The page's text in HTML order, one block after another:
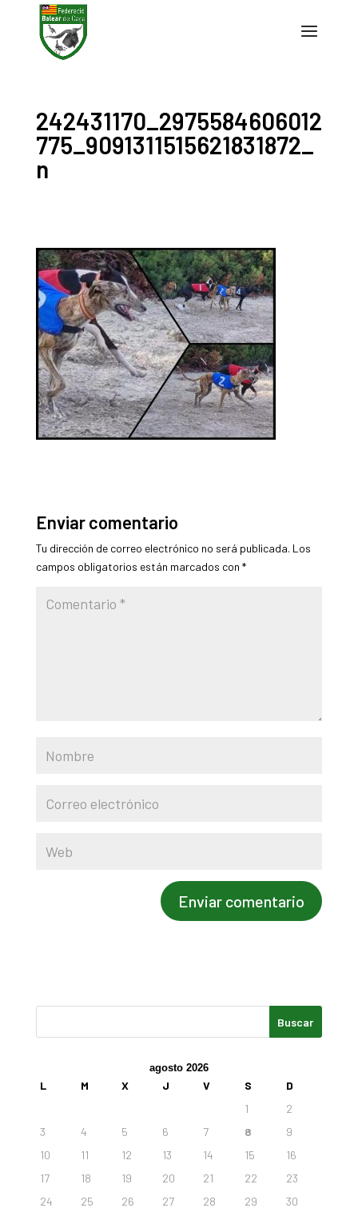
242431170_2975584606012
775_9091311515621831872_
n
Enviar comentario
Tu dirección de correo electrónico no será publicada. Los
campos obligatorios están marcados con *
agosto 2026
L M X J V S
D
1
2
3
4 5 6 7 8
9
10
11 12 13 14 15
16
17
18 19 20 21 22
23
24
25 26 27 28 29
30